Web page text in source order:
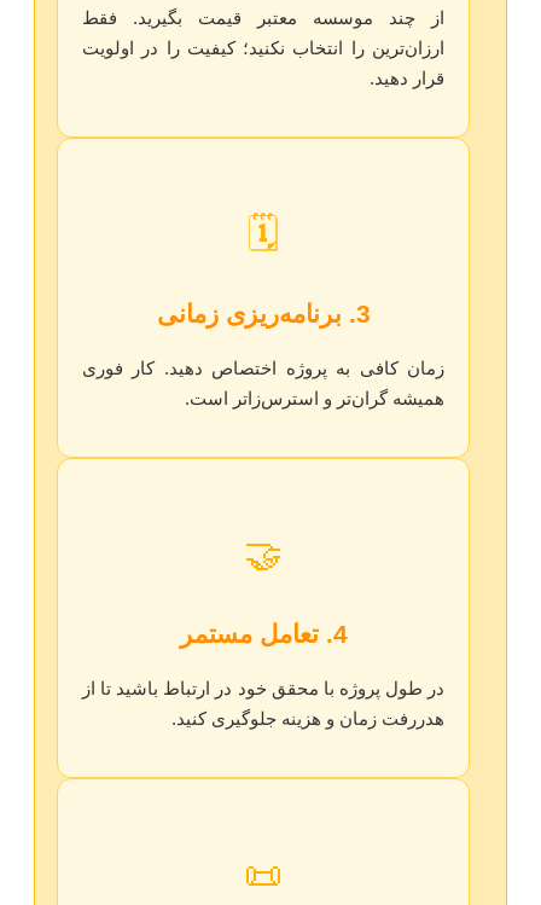
از چند موسسه معتبر قیمت بگیرید. فقط
ارزان‌ترین را انتخاب نکنید؛ کیفیت را در اولویت
قرار دهید.
🗓️
3. برنامه‌ریزی زمانی
زمان کافی به پروژه اختصاص دهید. کار فوری
همیشه گران‌تر و استرس‌زاتر است.
🤝
4. تعامل مستمر
در طول پروژه با محقق خود در ارتباط باشید تا از
هدررفت زمان و هزینه جلوگیری کنید.
📜